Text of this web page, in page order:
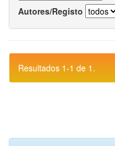
Autores/Registo
Resultados 1-1 de 1.